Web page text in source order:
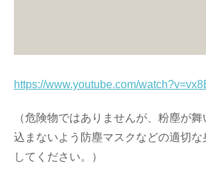
https://www.youtube.com/
（危険物ではありませんが、粉塵が
込まないよう防塵マスクなどの適切な
してください。）